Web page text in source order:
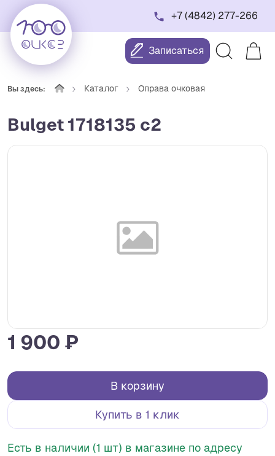
+7 (4842) 277-266
Записаться
Вы здесь: Каталог Оправа очковая
Bulget 1718135 c2
1 900 ₽
В корзину
Купить в 1 клик
Есть в наличии (1 шт) в магазине по адресу